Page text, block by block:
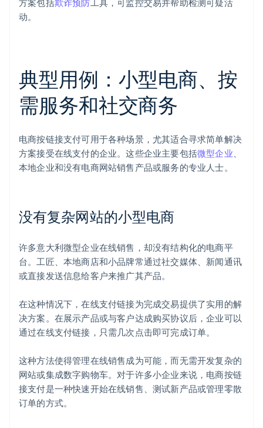
方案包括欺诈预防工具，可监控交易并帮助检测可疑活
动。
典型用例：小型电商、按
需服务和社交商务
电商按链接支付可用于各种场景，尤其适合寻求简单解决
方案接受在线支付的企业。这些企业主要包括微型企业、
本地企业和没有电商网站销售产品或服务的专业人士。
没有复杂网站的小型电商
许多意大利微型企业在线销售，却没有结构化的电商平
台。工匠、本地商店和小品牌常通过社交媒体、新闻通讯
或直接发送信息给客户来推广其产品。
在这种情况下，在线支付链接为完成交易提供了实用的解
决方案。在展示产品或与客户达成购买协议后，企业可以
通过在线支付链接，只需几次点击即可完成订单。
这种方法使得管理在线销售成为可能，而无需开发复杂的
网站或集成数字购物车。对于许多小企业来说，电商按链
接支付是一种快速开始在线销售、测试新产品或管理零散
订单的方式。